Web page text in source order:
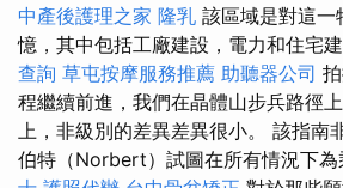
中產後護理之家 隆乳 該區域是對這一
憶，其中包括工廠建設，電力和住宅建
查詢 草屯按摩服務推薦 助聽器公司
程繼續前進，我們在晶體山步兵路徑
上，非級別的差異差異很小。 該指南
伯特（Norbert）試圖在所有情況下為